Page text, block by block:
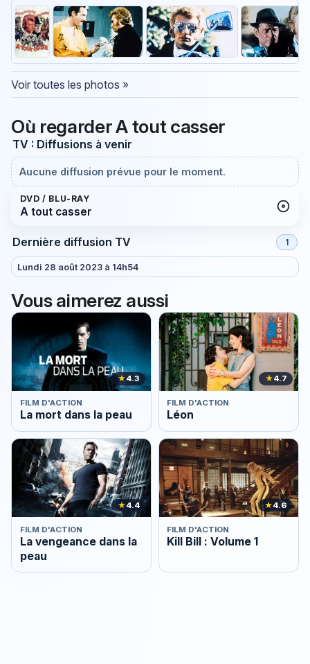
Voir toutes les photos »
Où regarder A tout casser
TV : Diffusions à venir
Aucune diffusion prévue pour le moment.
DVD / BLU-RAY
A tout casser
Dernière diffusion TV 1
Lundi 28 août 2023 à 14h54
Vous aimerez aussi
★4.3
FILM D'ACTION
La mort dans la peau
★4.7
FILM D'ACTION
Léon
★4.4
FILM D'ACTION
La vengeance dans la
peau
★4.6
FILM D'ACTION
Kill Bill : Volume 1